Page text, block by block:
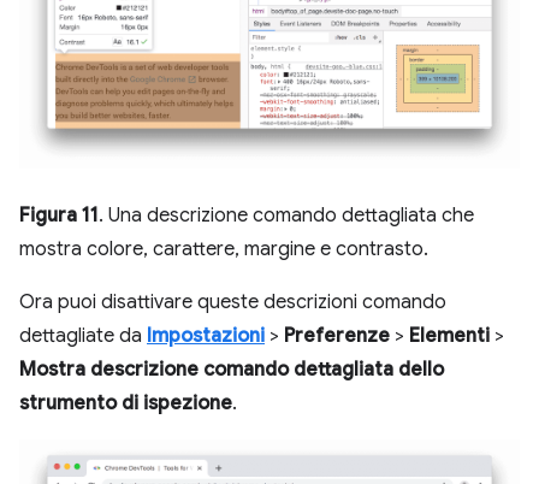
Figura 11. Una descrizione comando dettagliata che
mostra colore, carattere, margine e contrasto.
Ora puoi disattivare queste descrizioni comando
dettagliate da Impostazioni > Preferenze > Elementi >
Mostra descrizione comando dettagliata dello
strumento di ispezione.